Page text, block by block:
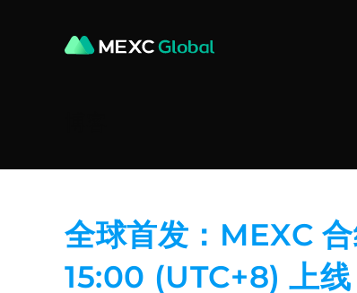
全球首发：MEXC
15:00 (UTC+8) 上